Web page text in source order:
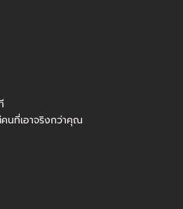
นที่เอาจริงกว่าคุณ